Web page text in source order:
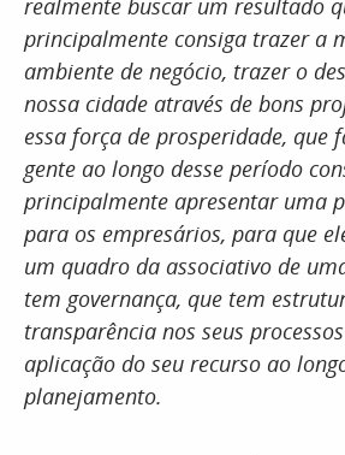
realmente buscar um resultado
principalmente consiga trazer a
ambiente de negócio, trazer o
nossa cidade através de bons
essa força de prosperidade, que
gente ao longo desse período
principalmente apresentar uma
para os empresários, para que
um quadro da associativo de
tem governança, que tem
transparência nos seus
aplicação do seu recurso ao
planejamento.